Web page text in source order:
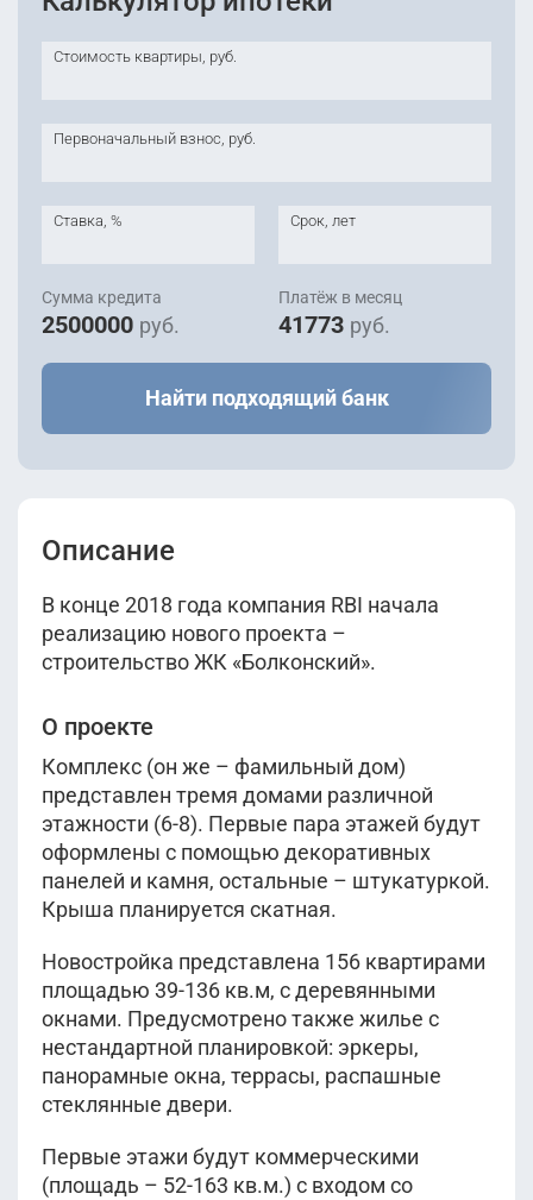
Стоимость квартиры, руб.
Первоначальный взнос, руб.
Ставка, % Срок, лет
Сумма кредита
2500000 руб.
Платёж в месяц
41773 руб.
Найти подходящий банк
Описание
В конце 2018 года компания RBI начала
реализацию нового проекта –
строительство ЖК «Болконский».
О проекте
Комплекс (он же – фамильный дом)
представлен тремя домами различной
этажности (6-8). Первые пара этажей будут
оформлены с помощью декоративных
панелей и камня, остальные – штукатуркой.
Крыша планируется скатная.
Новостройка представлена 156 квартирами
площадью 39-136 кв.м, с деревянными
окнами. Предусмотрено также жилье с
нестандартной планировкой: эркеры,
панорамные окна, террасы, распашные
стеклянные двери.
Первые этажи будут коммерческими
(площадь – 52-163 кв.м.) с входом со